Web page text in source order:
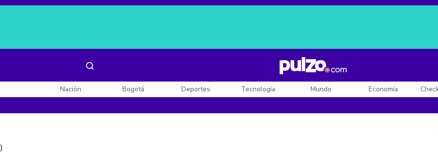
Posesión de De la Espriella
Nación Bogotá Deportes Tecnología Mundo Economía
)